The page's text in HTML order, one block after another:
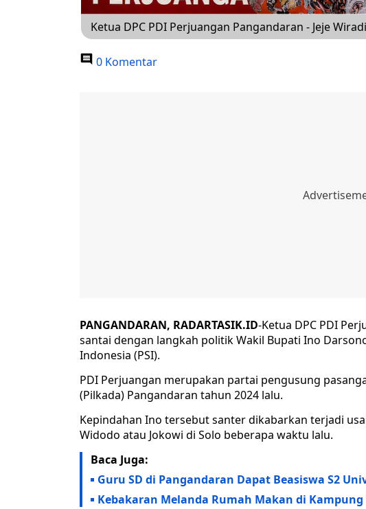
Ketua DPC PDI Perjuangan Pangandaran - Jeje
0 Komentar
PANGANDARAN, RADARTASIK.ID-Ketua DPC PDI
santai dengan langkah politik Wakil Bupati Ino
Indonesia (PSI).
PDI Perjuangan merupakan partai pengusung
(Pilkada) Pangandaran tahun 2024 lalu.
Kepindahan Ino tersebut santer dikabarkan terjadi
Widodo atau Jokowi di Solo beberapa waktu lalu.
Baca Juga:
Guru SD di Pangandaran Dapat Beasiswa S2
Kebakaran Melanda Rumah Makan di